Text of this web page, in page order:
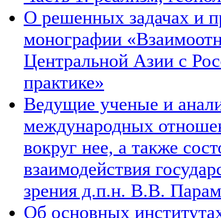
О решенных задачах и
монографии
Центральной Азии с
практике»
Ведущие ученые и
международных
вокруг нее, а также
взаимодействия
зрения д.п.н. В.В.
Об основных